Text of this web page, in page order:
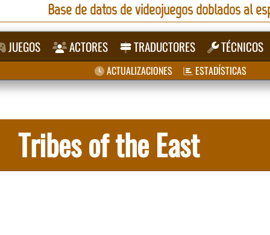
Base de datos de videojuegos doblados al
JUEGOS ACTORES TRADUCTORES TÉCNICOS
ACTUALIZACIONES ESTADÍSTICAS
Tribes of the East